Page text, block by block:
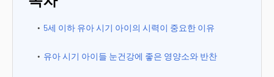
5세 이하 유아 시기 아이의 시력이 중요한 이유
유아 시기 아이들 눈건강에 좋은 영양소와 반찬